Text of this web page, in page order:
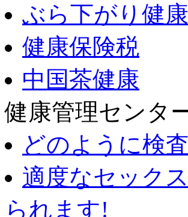
ぶら下がり健康
健康保険税
中国茶健康
健康管理センタ
どのように検
適度なセック
られます!